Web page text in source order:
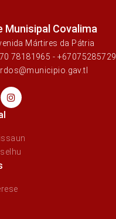
Munisipal Covalima
Mártires da Pátria
78181965 - +67075285729